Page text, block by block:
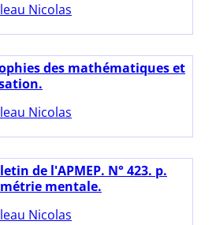
Nicolas
des mathématiques et
Nicolas
de l'APMEP. N° 423. p.
mentale.
Nicolas